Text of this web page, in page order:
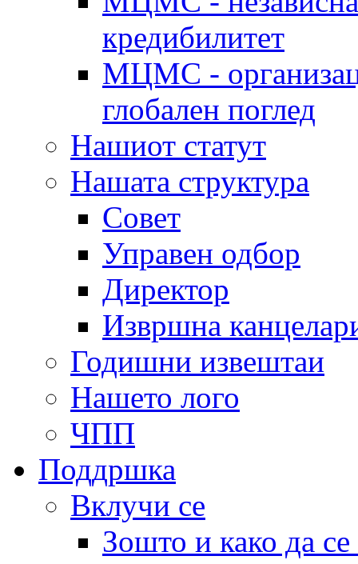
кредибилитет
МЦМС -
глобален поглед
Нашиот статут
Нашата структура
Совет
Управен одбор
Директор
Извршна
Годишни извештаи
Нашето лого
ЧПП
Поддршка
Вклучи се
Зошто и како да